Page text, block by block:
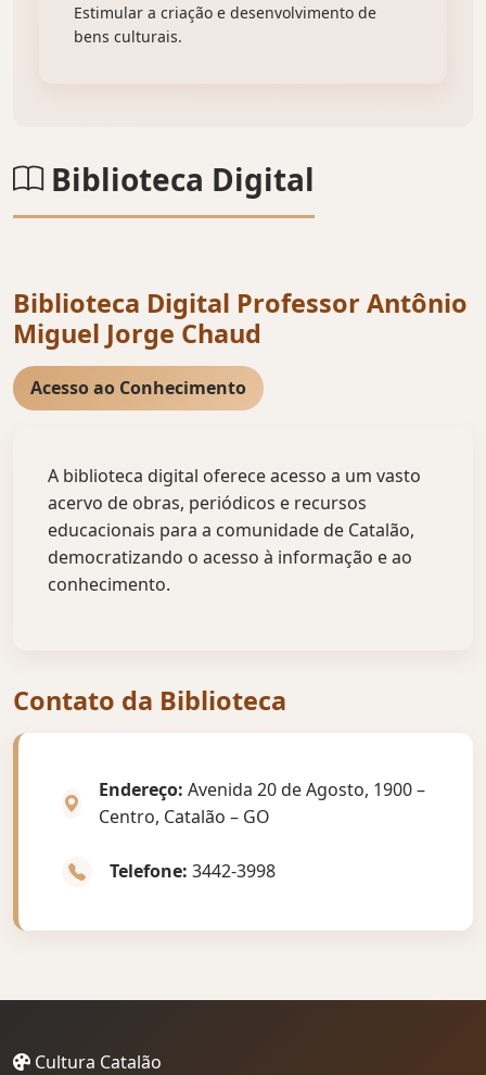
Estimular a criação e desenvolvimento de
bens culturais.
Biblioteca Digital
Biblioteca Digital Professor Antônio
Miguel Jorge Chaud
Acesso ao Conhecimento
A biblioteca digital oferece acesso a um vasto
acervo de obras, periódicos e recursos
educacionais para a comunidade de Catalão,
democratizando o acesso à informação e ao
conhecimento.
Contato da Biblioteca
Endereço: Avenida 20 de Agosto, 1900 –
Centro, Catalão – GO
Telefone: 3442-3998
Cultura Catalão